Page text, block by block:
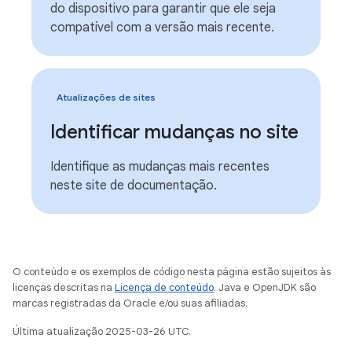
do dispositivo para garantir que ele seja
compatível com a versão mais recente.
Atualizações de sites
Identificar mudanças no site
Identifique as mudanças mais recentes
neste site de documentação.
O conteúdo e os exemplos de código nesta página estão sujeitos às
licenças descritas na Licença de conteúdo. Java e OpenJDK são
marcas registradas da Oracle e/ou suas afiliadas.
Última atualização 2025-03-26 UTC.